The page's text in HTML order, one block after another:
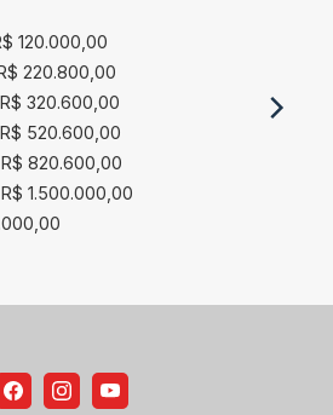
120.000,00
220.800,00
320.600,00
520.600,00
820.600,00
1.500.000,00